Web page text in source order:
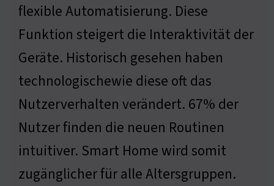
flexible Automatisierung. Diese
Funktion steigert die Interaktivität der
Geräte. Historisch gesehen haben
technologischewie diese oft das
Nutzerverhalten verändert. 67% der
Nutzer finden die neuen Routinen
intuitiver. Smart Home wird somit
zugänglicher für alle Altersgruppen.